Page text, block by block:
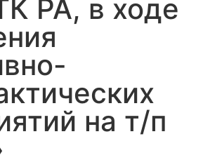
РА, в ходе
на т/п